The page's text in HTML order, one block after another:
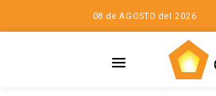
08 de AGOSTO del 2026